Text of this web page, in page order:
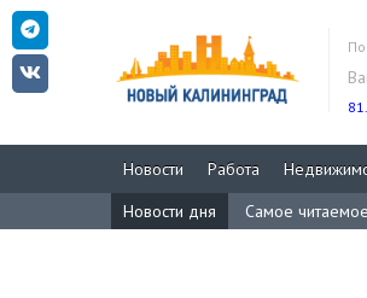
Новости Работа
Новости дня
Самое читаемое